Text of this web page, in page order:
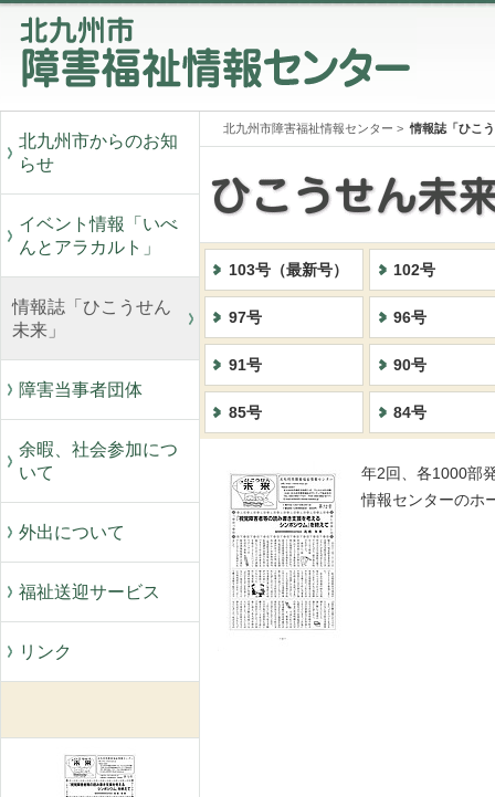
北九州市からのお知
らせ
イベント情報「いべ
んとアラカルト」
情報誌「ひこうせん
未来」
障害当事者団体
余暇、社会参加につ
いて
外出について
福祉送迎サービス
リンク
北九州市障害福祉情報センター >情報誌「ひこ
103号（最新号） 102号
97号 96号
91号 90号
85号 84号
年2回、各1000部
情報センターのホ